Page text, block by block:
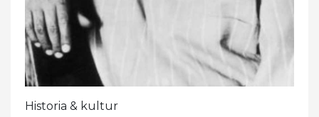
Historia & kultur